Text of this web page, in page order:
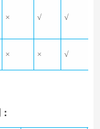
× √ √
× × √